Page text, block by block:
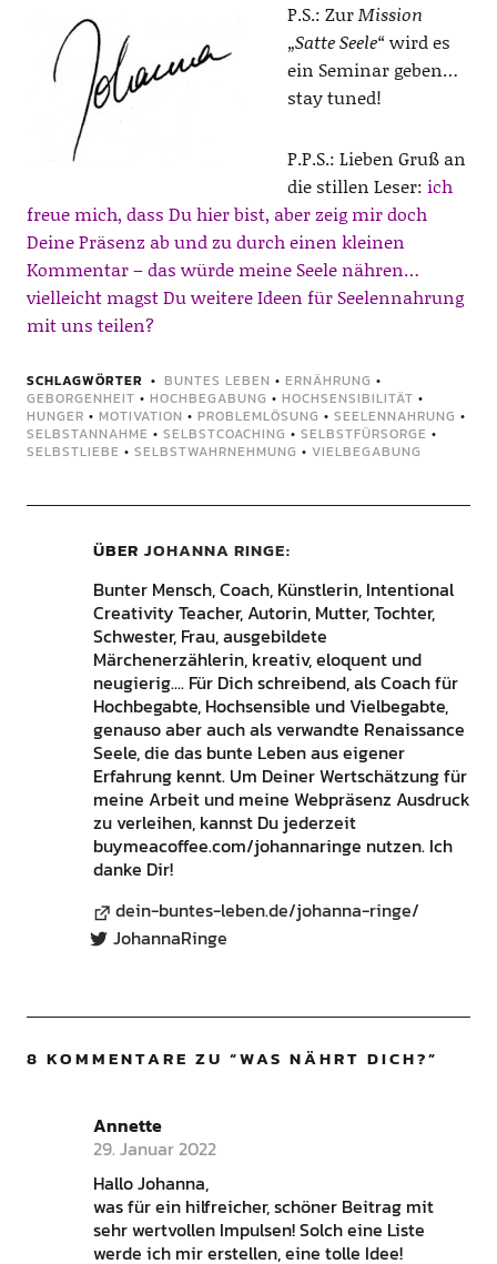
P.S.: ZurMission
„Satte Seele“wird es
ein Seminar geben…
stay tuned!
P.P.S.: Lieben Gruß an
die stillen Leser: ich
freue mich, dass Du hier bist, aber zeig mir doch
Deine Präsenz ab und zu durch einen kleinen
Kommentar – das würde meine Seele nähren…
vielleicht magst Du weitere Ideen für Seelennahrung
mit uns teilen?
SCHLAGWÖRTER BUNTES LEBEN • ERNÄHRUNG •
GEBORGENHEIT • HOCHBEGABUNG • HOCHSENSIBILITÄT •
HUNGER • MOTIVATION • PROBLEMLÖSUNG • SEELENNAHRUNG •
SELBSTANNAHME • SELBSTCOACHING • SELBSTFÜRSORGE •
SELBSTLIEBE • SELBSTWAHRNEHMUNG • VIELBEGABUNG
ÜBER JOHANNA RINGE
Bunter Mensch, Coach, Künstlerin, Intentional
Creativity Teacher, Autorin, Mutter, Tochter,
Schwester, Frau, ausgebildete
Märchenerzählerin, kreativ, eloquent und
neugierig.... Für Dich schreibend, als Coach für
Hochbegabte, Hochsensible und Vielbegabte,
genauso aber auch als verwandte Renaissance
Seele, die das bunte Leben aus eigener
Erfahrung kennt. Um Deiner Wertschätzung für
meine Arbeit und meine Webpräsenz Ausdruck
zu verleihen, kannst Du jederzeit
buymeacoffee.com/johannaringe nutzen. Ich
danke Dir!
dein-buntes-leben.de/johanna-ringe/
JohannaRinge
8 KOMMENTARE ZU “WAS NÄHRT DICH?”
Annette
29. Januar 2022
Hallo Johanna,
was für ein hilfreicher, schöner Beitrag mit
sehr wertvollen Impulsen! Solch eine Liste
werde ich mir erstellen, eine tolle Idee!